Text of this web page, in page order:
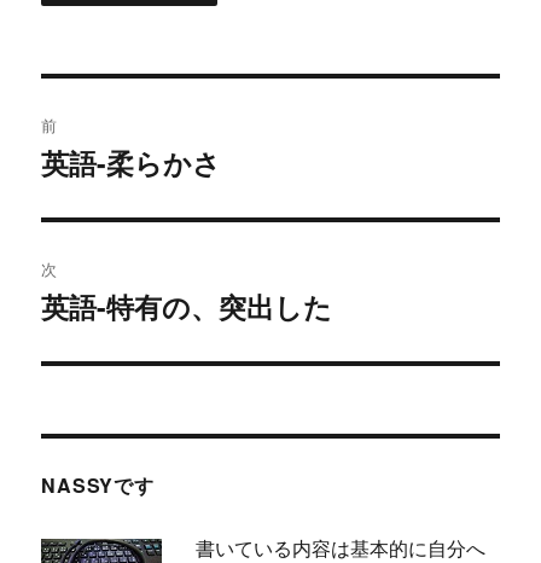
稿
ビ
ゲ
ー
前
過
の
投
稿:
英語-柔らかさ
次
次
投
英語-特有の、突出した
NASSYです
書いている内容は基本的に自分へ